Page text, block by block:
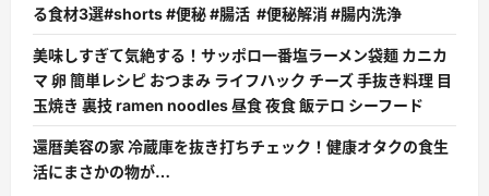
る食材3選#shorts #便秘 #腸活 #便秘解消 #腸内洗浄
美味しすぎて気絶する！サッポロ一番塩ラーメン袋麺 カニカ
マ 卵 簡単レシピ おつまみ ライフハック チーズ 手抜き料理 目
玉焼き 裏技 ramen noodles 昼食 夜食 飯テロ シーフード
還暦美容の家 冷蔵庫を抜き打ちチェック！健康オタクの食生
活にまさかの物が…